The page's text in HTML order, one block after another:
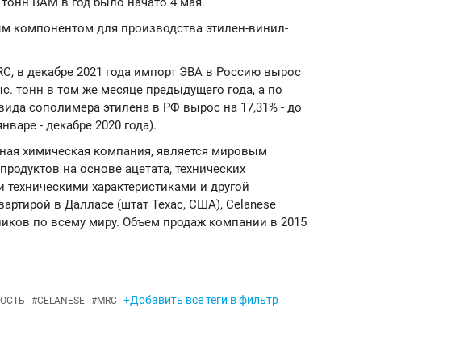
для производства этилен-винил-
в декабре 2021 года импорт ЭВА в Россию вырос
тонн в том же месяце предыдущего года, а по
сополимера этилена в РФ вырос на 17,31% - до
- декабре 2020 года).
химическая компания, является мировым
на основе ацетата, технических
характеристиками и другой
в Далласе (штат Техас, США), Celanese
по всему миру. Объем продаж компании в 2015
#CELANESE #MRC +Добавить все теги в фильтр